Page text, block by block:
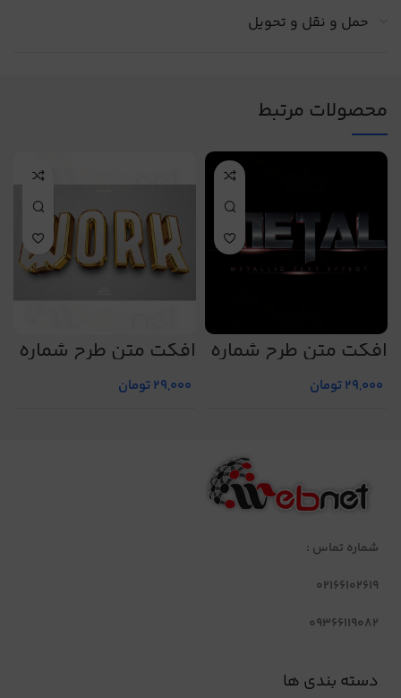
حمل و نقل و تحویل
محصولات مرتبط
افکت متن طرح شماره
29,000تومان
افکت متن طرح شماره
29,000تومان
شماره تماس :
02166102619
09366119082
دسته بندی ها